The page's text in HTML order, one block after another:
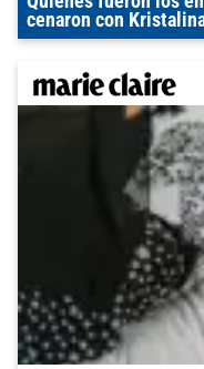
cenaron con